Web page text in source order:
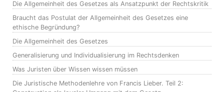
Die Allgemeinheit des Gesetzes als Ansatzpunkt der Rechtskritik
Braucht das Postulat der Allgemeinheit des Gesetzes eine
ethische Begründung?
Die Allgemeinheit des Gesetzes
Generalisierung und Individualisierung im Rechtsdenken
Was Juristen über Wissen wissen müssen
Die Juristische Methodenlehre von Francis Lieber. Teil 2: